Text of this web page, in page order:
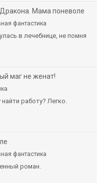
Мама поневоле
фантастика
в лечебнице, не помня
маг не женат!
работу? Легко.
фантастика
роман.